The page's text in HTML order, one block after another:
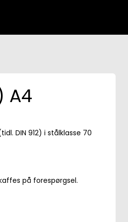
A4
DIN 912) i stålklasse 70
på forespørgsel.